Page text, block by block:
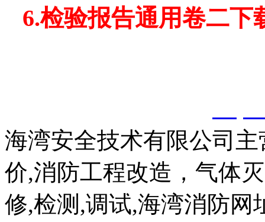
6.检验报告通用卷二下
海湾安全技术有限公司
价,消防工程改造，气体
修,检测,调试,海湾消防网